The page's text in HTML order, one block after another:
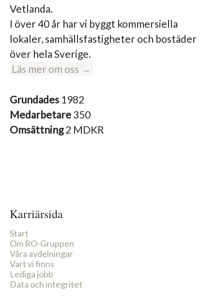
Vetlanda.
I över 40 år har vi byggt kommersiella
lokaler, samhällsfastigheter och bostäder
över hela Sverige.
Läs mer om oss →
Grundades 1982
Medarbetare 350
Omsättning2 MDKR
Karriärsida
Start
Om RO-Gruppen
Våra avdelningar
Vart vi finns
Lediga jobb
Data och integritet